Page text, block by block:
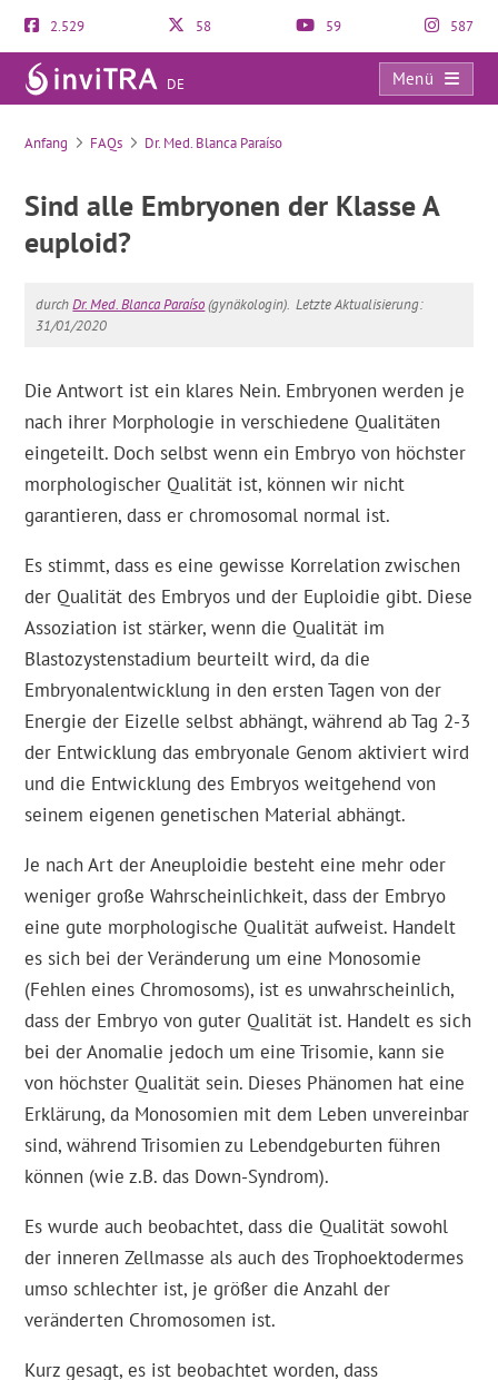
2.529 58 59 587
DE
Menü
FAQs
Anfang FAQs Dr. Med. Blanca Paraíso
Sind alle Embryonen der Klasse A
euploid?
durchDr. Med. Blanca Paraíso(gynäkologin). Letzte Aktualisierung:
31/01/2020
Die Antwort ist ein klares Nein. Embryonen werden je
nach ihrer Morphologie in verschiedene Qualitäten
eingeteilt. Doch selbst wenn ein Embryo von höchster
morphologischer Qualität ist, können wir nicht
garantieren, dass er chromosomal normal ist.
Es stimmt, dass es eine gewisse Korrelation zwischen
der Qualität des Embryos und der Euploidie gibt. Diese
Assoziation ist stärker, wenn die Qualität im
Blastozystenstadium beurteilt wird, da die
Embryonalentwicklung in den ersten Tagen von der
Energie der Eizelle selbst abhängt, während ab Tag 2-3
der Entwicklung das embryonale Genom aktiviert wird
und die Entwicklung des Embryos weitgehend von
seinem eigenen genetischen Material abhängt.
Je nach Art der Aneuploidie besteht eine mehr oder
weniger große Wahrscheinlichkeit, dass der Embryo
eine gute morphologische Qualität aufweist. Handelt
es sich bei der Veränderung um eine Monosomie
(Fehlen eines Chromosoms), ist es unwahrscheinlich,
dass der Embryo von guter Qualität ist. Handelt es sich
bei der Anomalie jedoch um eine Trisomie, kann sie
von höchster Qualität sein. Dieses Phänomen hat eine
Erklärung, da Monosomien mit dem Leben unvereinbar
sind, während Trisomien zu Lebendgeburten führen
können (wie z.B. das Down-Syndrom).
Es wurde auch beobachtet, dass die Qualität sowohl
der inneren Zellmasse als auch des Trophoektodermes
umso schlechter ist, je größer die Anzahl der
veränderten Chromosomen ist.
Kurz gesagt, es ist beobachtet worden, dass